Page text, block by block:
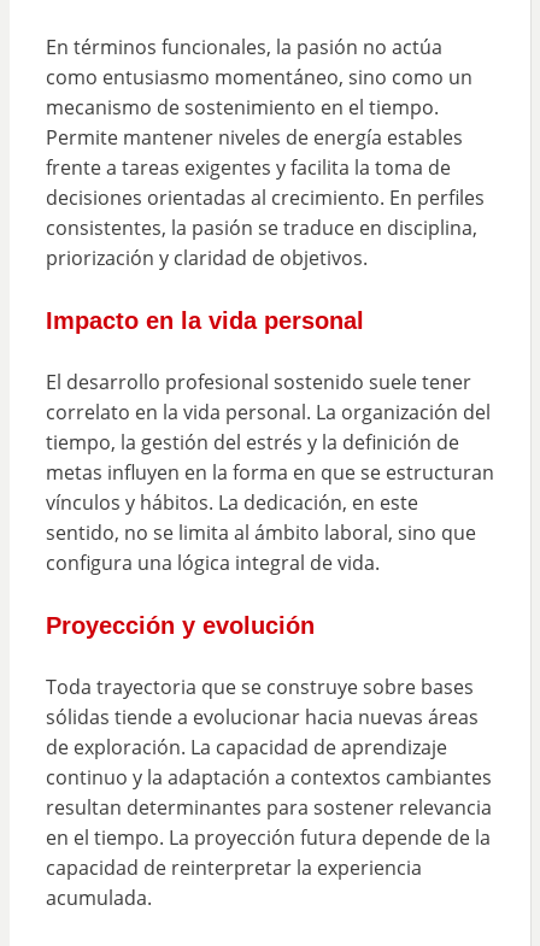
En términos funcionales, la pasión no actúa
como entusiasmo momentáneo, sino como un
mecanismo de sostenimiento en el tiempo.
Permite mantener niveles de energía estables
frente a tareas exigentes y facilita la toma de
decisiones orientadas al crecimiento. En perfiles
consistentes, la pasión se traduce en disciplina,
priorización y claridad de objetivos.
Impacto en la vida personal
El desarrollo profesional sostenido suele tener
correlato en la vida personal. La organización del
tiempo, la gestión del estrés y la definición de
metas influyen en la forma en que se estructuran
vínculos y hábitos. La dedicación, en este
sentido, no se limita al ámbito laboral, sino que
configura una lógica integral de vida.
Proyección y evolución
Toda trayectoria que se construye sobre bases
sólidas tiende a evolucionar hacia nuevas áreas
de exploración. La capacidad de aprendizaje
continuo y la adaptación a contextos cambiantes
resultan determinantes para sostener relevancia
en el tiempo. La proyección futura depende de la
capacidad de reinterpretar la experiencia
acumulada.